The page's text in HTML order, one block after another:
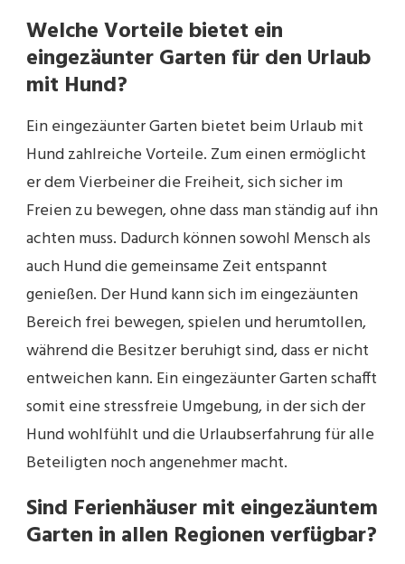
Welche Vorteile bietet ein
eingezäunter Garten für den Urlaub
mit Hund?
Ein eingezäunter Garten bietet beim Urlaub mit
Hund zahlreiche Vorteile. Zum einen ermöglicht
er dem Vierbeiner die Freiheit, sich sicher im
Freien zu bewegen, ohne dass man ständig auf ihn
achten muss. Dadurch können sowohl Mensch als
auch Hund die gemeinsame Zeit entspannt
genießen. Der Hund kann sich im eingezäunten
Bereich frei bewegen, spielen und herumtollen,
während die Besitzer beruhigt sind, dass er nicht
entweichen kann. Ein eingezäunter Garten schafft
somit eine stressfreie Umgebung, in der sich der
Hund wohlfühlt und die Urlaubserfahrung für alle
Beteiligten noch angenehmer macht.
Sind Ferienhäuser mit eingezäuntem
Garten in allen Regionen verfügbar?